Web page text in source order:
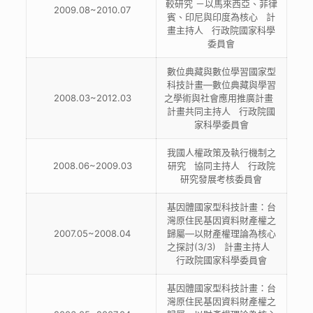
2009.08~2010.07
較研究 －以馬來西亞、菲律
賓、印尼與印度為核心 計
畫主持人 行政院國家科學
委員會
2008.03~2012.03
數位典藏與數位學習國家型
科技計畫—數位典藏與學習
之學術與社會應用推廣計畫
計畫共同主持人 行政院國
家科學委員會
2008.06~2009.03
我國人權政策及執行機制之
研究 協同主持人 行政院
研究發展考核委員會
2007.05~2008.04
基因體國家型科技計畫：台
灣原住民基因資料財產權之
歸屬—以財產權理論為核心
之探討(3/3) 計畫主持人
行政院國家科學委員會
基因體國家型科技計畫：台
灣原住民基因資料財產權之